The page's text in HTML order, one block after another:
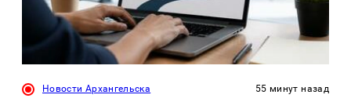
Новости Архангельска 55 минут назад